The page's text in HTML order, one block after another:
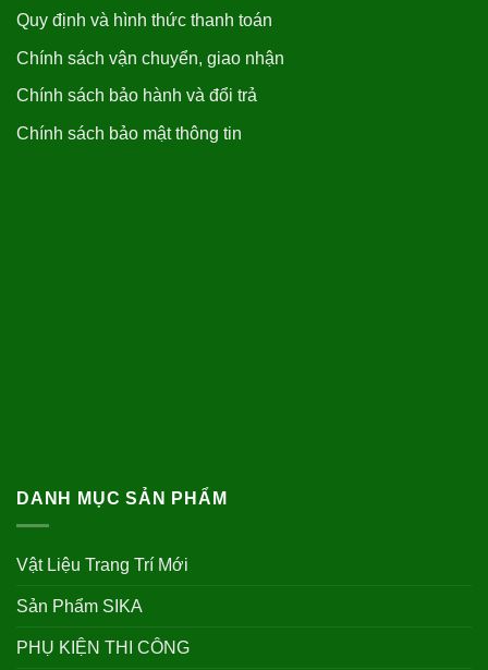
Quy định và hình thức thanh toán
Chính sách vận chuyển, giao nhận
Chính sách bảo hành và đổi trả
Chính sách bảo mật thông tin
DANH MỤC SẢN PHẨM
Vật Liệu Trang Trí Mới
Sản Phẩm SIKA
PHỤ KIỆN THI CÔNG